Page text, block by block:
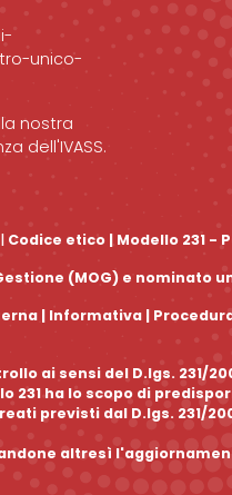
unico-
nostra
dell'IVASS.
| Codice etico | Modello 231 -
(MOG) e nominato
| Informativa |
ai sensi del D.lgs. 231/
231 ha lo scopo di
previsti dal D.lgs. 231/
altresì